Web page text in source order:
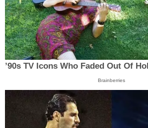
’90s TV Icons Who Faded Out Of
Brainberries